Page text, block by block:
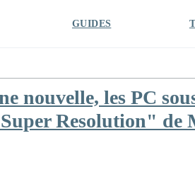
GUIDES
nouvelle, les PC
Resolution" de